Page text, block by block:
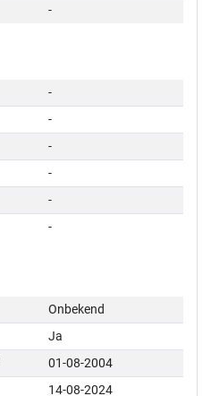
-
-
-
-
-
-
-
Onbekend
Ja
01-08-2004
14-08-2024